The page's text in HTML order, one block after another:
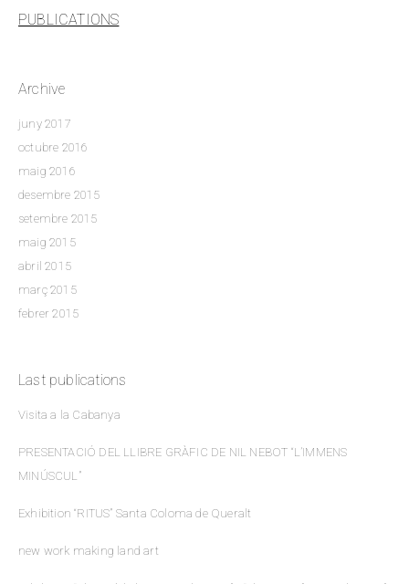
PUBLICATIONS
Archive
juny 2017
octubre 2016
maig 2016
desembre 2015
setembre 2015
maig 2015
abril 2015
març 2015
febrer 2015
Last publications
Visita a la Cabanya
PRESENTACIÓ DEL LLIBRE GRÀFIC DE NIL NEBOT “L’IMMENS
MINÚSCUL”
Exhibition “RITUS” Santa Coloma de Queralt
new work making land art